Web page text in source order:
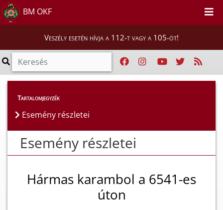
BM OKF
Veszély esetén hívja a 112-t vagy a 105-öt!
Esemény részletei
Tartalomjegyzék
Esemény részletei
Esemény részletei
Hármas karambol a 6541-es
úton